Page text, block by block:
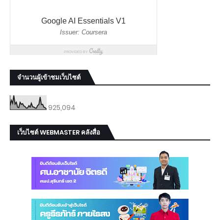
จำนวนผู้เข้าชมเว็บไซต์
925,094
เว็บไซต์ WEBMASTER คลังสื่อ